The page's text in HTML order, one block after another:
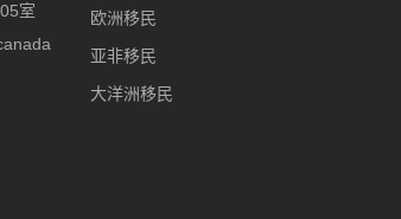
室
欧洲移民
亚非移民
大洋洲移民